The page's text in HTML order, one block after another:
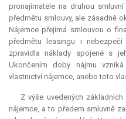
pronajímatele na druhou
předmětu smlouvy, ale zásadně
Nájemce přejímá smlouvou o
předmětu leasingu i
zpravidla náklady spojené s
Ukončením doby nájmu
vlastnictví nájemce, anebo toto
Z výše uvedených
nájemce, a to předem smluvně